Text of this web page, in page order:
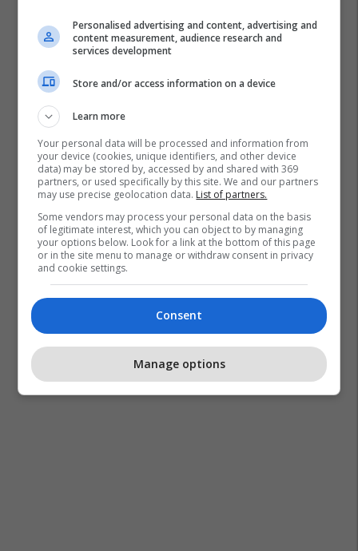
Personalised advertising and content, advertising and
content measurement, audience research and
services development
Store and/or access information on a device
Learn more
Your personal data will be processed and information from
your device (cookies, unique identifiers, and other device
data) may be stored by, accessed by and shared with 369
partners, or used specifically by this site. We and our partners
may use precise geolocation data. List of partners.
Some vendors may process your personal data on the basis
of legitimate interest, which you can object to by managing
your options below. Look for a link at the bottom of this page
or in the site menu to manage or withdraw consent in privacy
and cookie settings.
Consent
Manage options